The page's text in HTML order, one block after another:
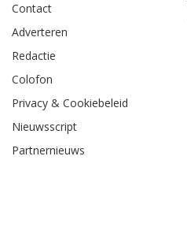
Contact
Adverteren
Redactie
Colofon
Privacy & Cookiebeleid
Nieuwsscript
Partnernieuws